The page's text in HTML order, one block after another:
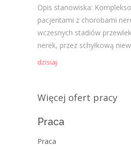
Opis stanowiska:
pacjentami z chorobami
wczesnych stadiów
nerek, przez schyłkową
dzisiaj
Więcej ofert pracy
Praca
Praca